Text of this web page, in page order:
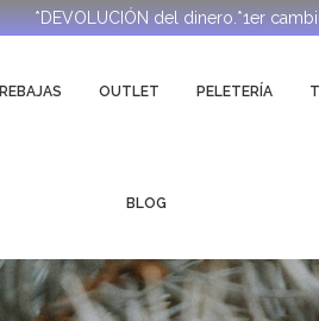
*DEVOLUCIÓN del dinero.*1er
REBAJAS OUTLET PELETERÍA
BLOG